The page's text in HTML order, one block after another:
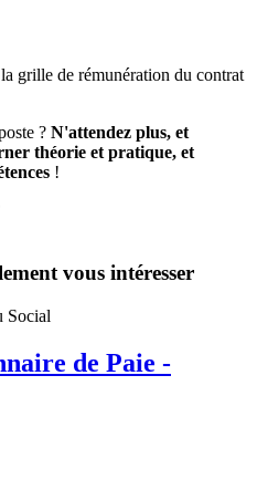
grille de rémunération du contrat
? N'attendez plus, et
théorie et pratique, et
!
vous intéresser
Social
de Paie -